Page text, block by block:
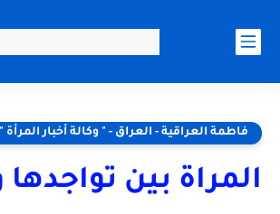
فاطمة العراقية - العراق - " وكالة أخبار المرأة "
المراة بين